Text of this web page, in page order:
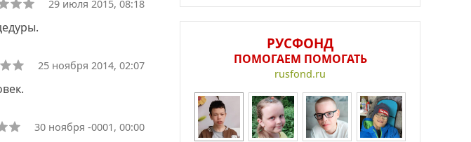
29 июля 2015, 08:18
25 ноября 2014, 02:07
30 ноября -0001, 00:00
РУСФОНД
ПОМОГАЕМ ПОМОГАТЬ
rusfond.ru